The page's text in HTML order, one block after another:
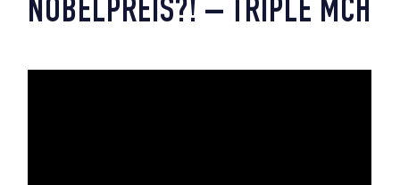
NOBELPREIS?! – TRIPLE MCH